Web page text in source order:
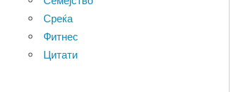
Среќа
Фитнес
Цитати